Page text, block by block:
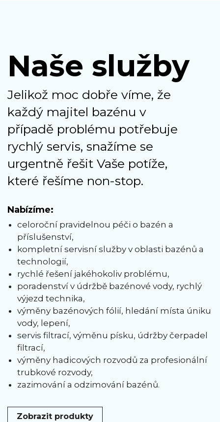
Naše služby
Jelikož moc dobře víme, že
každý majitel bazénu v
případě problému potřebuje
rychlý servis, snažíme se
urgentně řešit Vaše potíže,
které řešíme non-stop.
Nabízíme:
celoroční pravidelnou péči o bazén a
příslušenství,
kompletní servisní služby v oblasti bazénů a
technologií,
rychlé řešení jakéhokoliv problému,
poradenství v údržbě bazénové vody, rychlý
výjezd technika,
výměny bazénových fólií, hledání místa úniku
vody, lepení,
servis filtrací, výměnu písku, údržby čerpadel
filtrací,
výměny hadicových rozvodů za profesionální
trubkové rozvody,
zazimování a odzimování bazénů.
Zobrazit produkty